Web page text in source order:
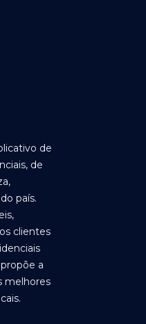
de
de
país.
clientes
a
melhores